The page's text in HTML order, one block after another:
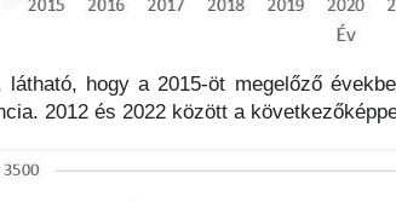
hogy a 2015-öt megelőző
2012 és 2022 között a